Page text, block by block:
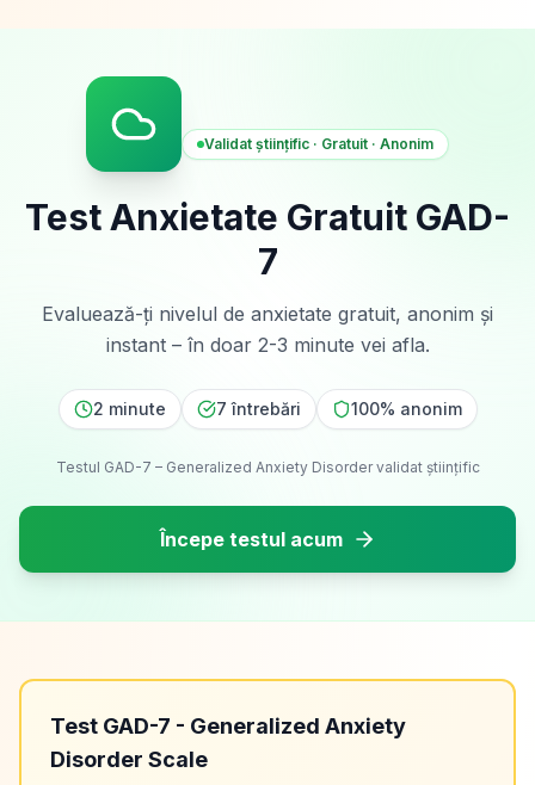
Validat științific · Gratuit · Anonim
Test Anxietate Gratuit GAD-
7
Evaluează-ți nivelul de anxietate gratuit, anonim și
instant – în doar 2-3 minute vei afla.
2 minute 7 întrebări 100% anonim
Testul GAD-7 – Generalized Anxiety Disorder validat științific
Începe testul acum
Test GAD-7 - Generalized Anxiety
Disorder Scale